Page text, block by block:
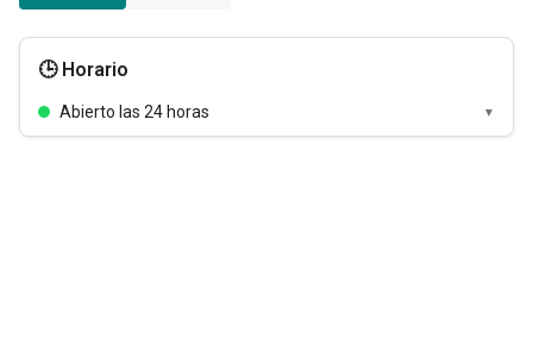
🕒 Horario
Abierto las 24 horas ▼